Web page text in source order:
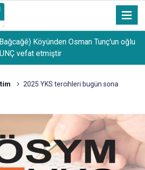
Köyünden Osman Tunç'un oğlu
vefat etmiştir
2025 YKS tercihleri bugün sona